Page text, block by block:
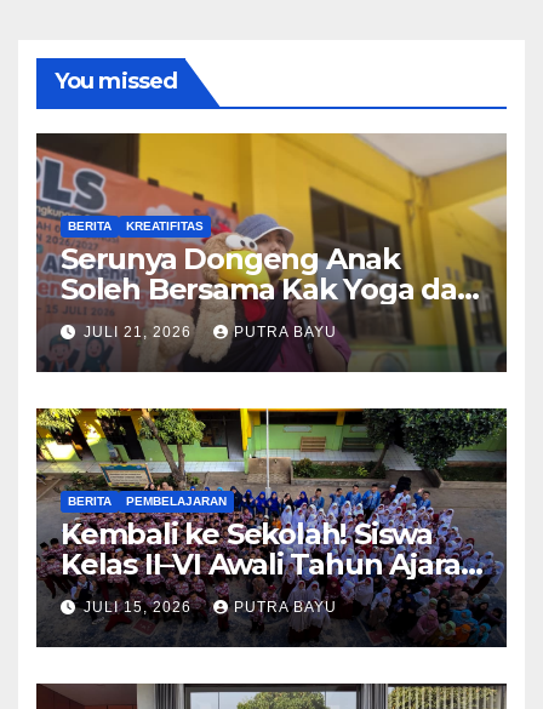
You missed
BERITA KREATIFITAS
Serunya Dongeng Anak
Soleh Bersama Kak Yoga dan
Piko
JULI 21, 2026 PUTRA BAYU
BERITA PEMBELAJARAN
Kembali ke Sekolah! Siswa
Kelas II–VI Awali Tahun Ajaran
Baru
JULI 15, 2026 PUTRA BAYU